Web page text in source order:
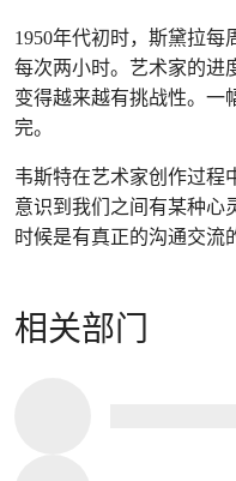
1950年代初时，斯黛拉每
每次两小时。艺术家的进
变得越来越有挑战性。一
完。
韦斯特在艺术家创作过程
意识到我们之间有某种心
时候是有真正的沟通交流
相关部门